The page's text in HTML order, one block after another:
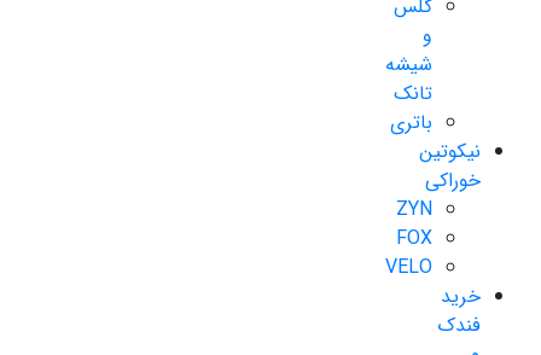
گلس
و
شیشه
تانک
باتری
نیکوتین
خوراکی
ZYN
FOX
VELO
خرید
فندک